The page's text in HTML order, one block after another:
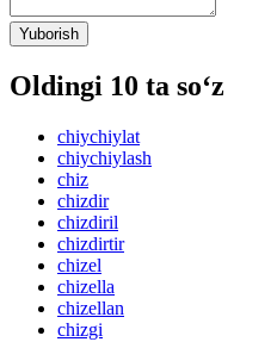
Yuborish
Oldingi 10 ta so‘z
chiychiylat
chiychiylash
chiz
chizdir
chizdiril
chizdirtir
chizel
chizella
chizellan
chizgi